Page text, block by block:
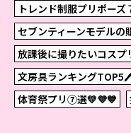
トレンド制服プリポーズ
セブンティーンモデルの
放課後に撮りたいコスプ
文房具ランキング
体育祭プリ⑦選💛💜💙